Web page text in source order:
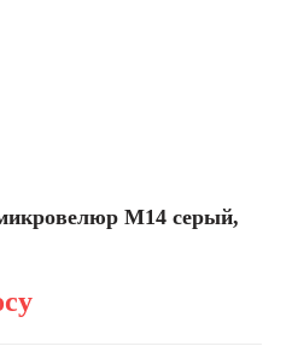
M14 серый,